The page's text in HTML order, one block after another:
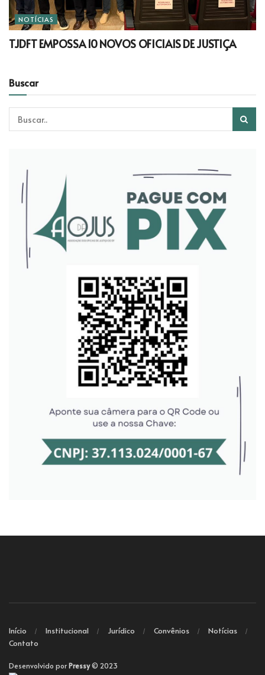
NOTÍCIAS
TJDFT EMPOSSA 10 NOVOS OFICIAIS DE JUSTIÇA
Buscar
Início Institucional Jurídico Convênios
Notícias
Contato
Desenvolvido porPressy© 2023